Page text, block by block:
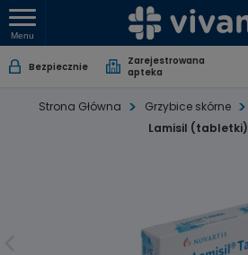
Menu
Bezpiecznie
Zarejestrowana
apteka
Strona Główna Grzybice skórne
Lamisil (tabletki)